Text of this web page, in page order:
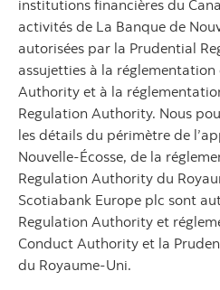
institutions financières du
activités de La Banque de
autorisées par la Prudential
assujetties à la
Authority et à la
Regulation Authority. Nous
les détails du périmètre de
Nouvelle-Écosse, de la
Regulation Authority du
Scotiabank Europe plc sont
Regulation Authority et
Conduct Authority et la
du Royaume-Uni.